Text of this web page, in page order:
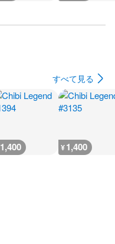
すべて見る
1,400 ¥1,400